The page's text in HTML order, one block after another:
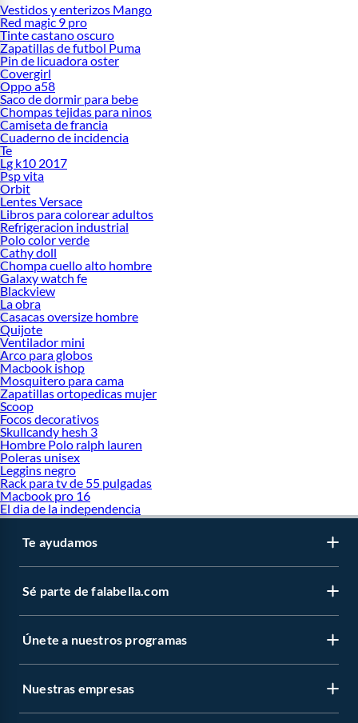
Vestidos y enterizos Mango
Red magic 9 pro
Tinte castano oscuro
Zapatillas de futbol Puma
Pin de licuadora oster
Covergirl
Oppo a58
Saco de dormir para bebe
Chompas tejidas para ninos
Camiseta de francia
Cuaderno de incidencia
Te
Lg k10 2017
Psp vita
Orbit
Lentes Versace
Libros para colorear adultos
Refrigeracion industrial
Polo color verde
Cathy doll
Chompa cuello alto hombre
Galaxy watch fe
Blackview
La obra
Casacas oversize hombre
Quijote
Ventilador mini
Arco para globos
Macbook ishop
Mosquitero para cama
Zapatillas ortopedicas mujer
Scoop
Focos decorativos
Skullcandy hesh 3
Hombre Polo ralph lauren
Poleras unisex
Leggins negro
Rack para tv de 55 pulgadas
Macbook pro 16
El dia de la independencia
Te ayudamos
Sé parte de falabella.com
Únete a nuestros programas
Nuestras empresas